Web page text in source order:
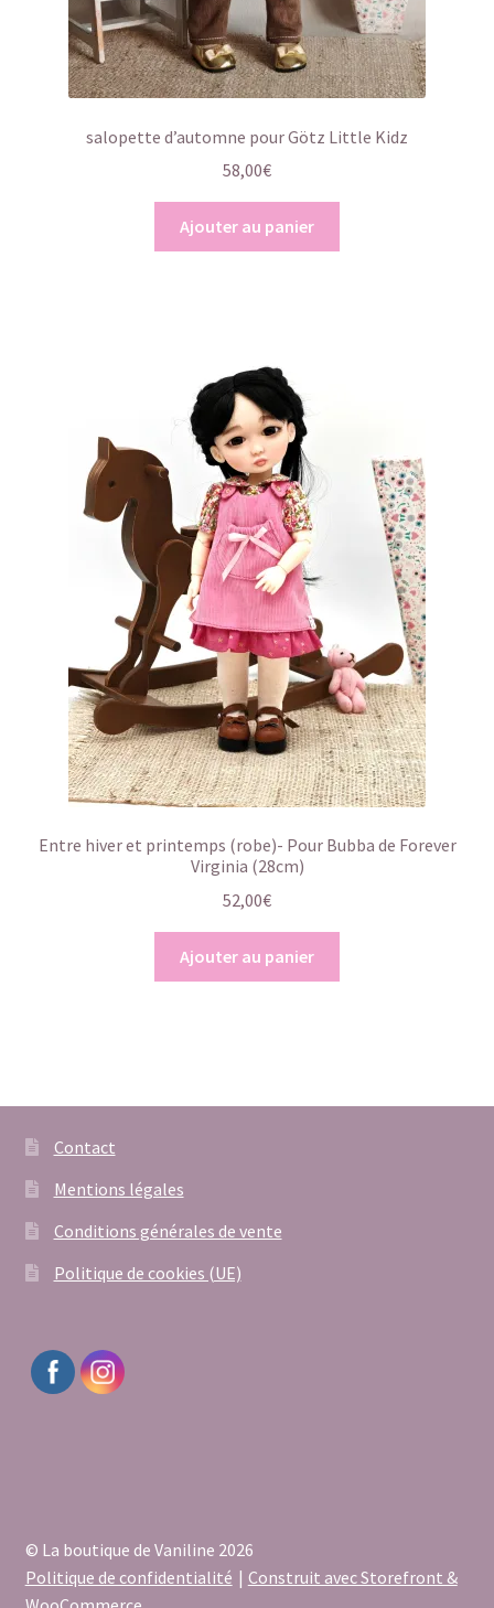
salopette d’automne pour Götz Little Kidz
58,00€
Ajouter au panier
Entre hiver et printemps (robe)- Pour Bubba de Forever
Virginia (28cm)
52,00€
Ajouter au panier
Contact
Mentions légales
Conditions générales de vente
Politique de cookies (UE)
© La boutique de Vaniline 2026
Politique de confidentialité
Construit avec Storefront &